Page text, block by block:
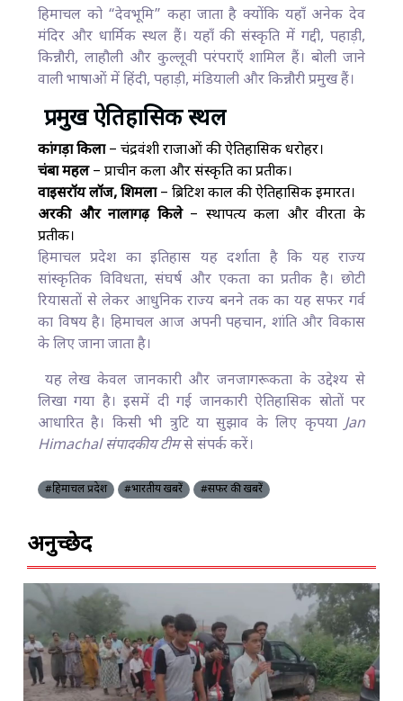
हिमाचल को “देवभूमि” कहा जाता है क्योंकि यहाँ अनेक देव
मंदिर और धार्मिक स्थल हैं। यहाँ की संस्कृति में गद्दी, पहाड़ी,
किन्नौरी, लाहौली और कुल्लूवी परंपराएँ शामिल हैं। बोली जाने
वाली भाषाओं में हिंदी, पहाड़ी, मंडियाली और किन्नौरी प्रमुख हैं।
प्रमुख ऐतिहासिक स्थल
कांगड़ा किला– चंद्रवंशी राजाओं की ऐतिहासिक धरोहर।
चंबा महल– प्राचीन कला और संस्कृति का प्रतीक।
वाइसरॉय लॉज, शिमला– ब्रिटिश काल की ऐतिहासिक इमारत।
अरकी और नालागढ़ किले– स्थापत्य कला और वीरता के
प्रतीक।
हिमाचल प्रदेश का इतिहास यह दर्शाता है कि यह राज्य
सांस्कृतिक विविधता, संघर्ष और एकता का प्रतीक है। छोटी
रियासतों से लेकर आधुनिक राज्य बनने तक का यह सफर गर्व
का विषय है। हिमाचल आज अपनी पहचान, शांति और विकास
के लिए जाना जाता है।
यह लेख केवल जानकारी और जनजागरूकता के उद्देश्य से
लिखा गया है। इसमें दी गई जानकारी ऐतिहासिक स्रोतों पर
आधारित है। किसी भी त्रुटि या सुझाव के लिए कृपयाJan
Himachal संपादकीय टीमसे संपर्क करें।
#हिमाचल प्रदेश #भारतीय खबरें #सफर की खबरें
अनुच्छेद